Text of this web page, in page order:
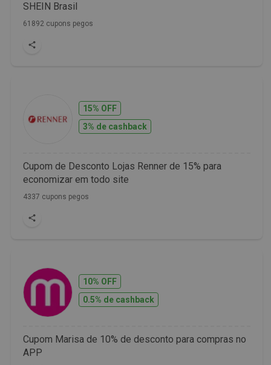
SHEIN Brasil
61892 cupons pegos
15% OFF
3% de cashback
Cupom de Desconto Lojas Renner de 15% para
economizar em todo site
4337 cupons pegos
10% OFF
0.5% de cashback
Cupom Marisa de 10% de desconto para compras no
APP